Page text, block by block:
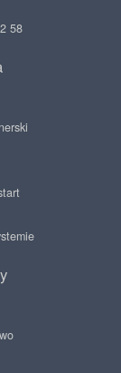
58